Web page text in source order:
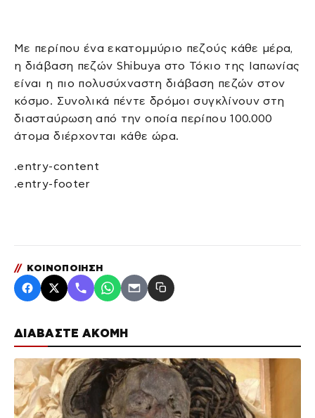
ΔΙΑΒΑΣΤΕ ΑΚΟΜΗ
Με περίπου ένα εκατομμύριο πεζούς κάθε μέρα,
η διάβαση πεζών Shibuya στο Τόκιο της Ιαπωνίας
είναι η πιο πολυσύχναστη διάβαση πεζών στον
κόσμο. Συνολικά πέντε δρόμοι συγκλίνουν στη
διασταύρωση από την οποία περίπου 100.000
άτομα διέρχονται κάθε ώρα.
.entry-content
.entry-footer
// ΚΟΙΝΟΠΟΙΗΣΗ